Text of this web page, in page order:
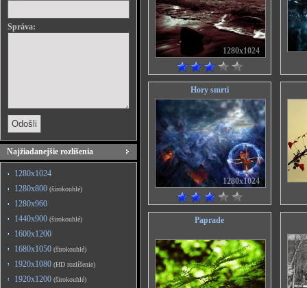
Správa:
Najžiadanejšie rozlíšenia
1280x1024
1280x800 (širokouhlé)
1280x960
1440x900 (širokouhlé)
1600x1200
1680x1050 (širokouhlé)
1920x1080 (HD rozlíšenie)
1920x1200 (širokouhlé)
1280x1024
Hory smrti
1280x1024
Paprade